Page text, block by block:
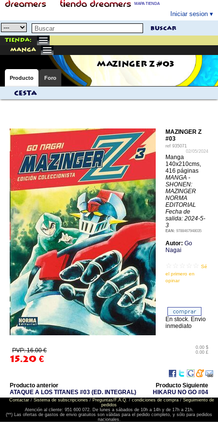
MAPA TIENDA
Iniciar sesion
buscar
Tienda:
manga
MAZINGER Z #03
Producto Foro
Cesta
MAZINGER Z
#03
ref 935071
02/05/2024
Manga
140x210cms,
416 páginas
MANGA -
SHONEN:
MAZINGER
NORMA
EDITORIAL
Fecha de
salida: 2024-5-
3
EAN: 9788467948035
Autor: Go
Nagai
Sé
el primero en
opinar
PVP: 16.00 €
15.20 €
0.00 $
0.00 £
En stock. Envio
inmediato
Producto anterior
ATAQUE A LOS TITANES #03 (ED. INTEGRAL)
Producto Siguiente
HIKARU NO GO #04
Contactar/ Sistema de subscripciones/ Preguntas/F.A.Q. / condiciones de compra/ Seguimiento de
pedidos
Atención al cliente: 951 600 072. De lunes a sábados de 10h a 14h y de 17h a 21h.
(**) Las ofertas de gastos de envio gratuitos son válidas para el pedido completo, y sólo para pedidos
nacionales.